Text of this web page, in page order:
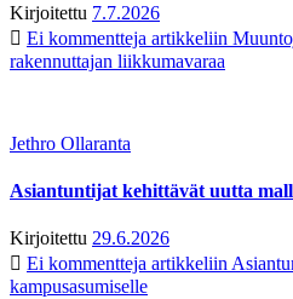
Kirjoitettu 7.7.2026
Ei kommentteja artikkeliin
rakennuttajan liikkumavaraa
Jethro Ollaranta
Asiantuntijat kehittävät uutta
Kirjoitettu 29.6.2026
Ei kommentteja artikkeliin
kampusasumiselle